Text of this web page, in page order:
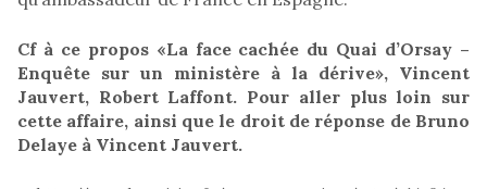
Cf à ce propos «La face cachée du Quai d’Orsay –
Enquête sur un ministère à la dérive», Vincent
Jauvert, Robert Laffont. Pour aller plus loin sur
cette affaire, ainsi que le droit de réponse de Bruno
Delaye à Vincent Jauvert.